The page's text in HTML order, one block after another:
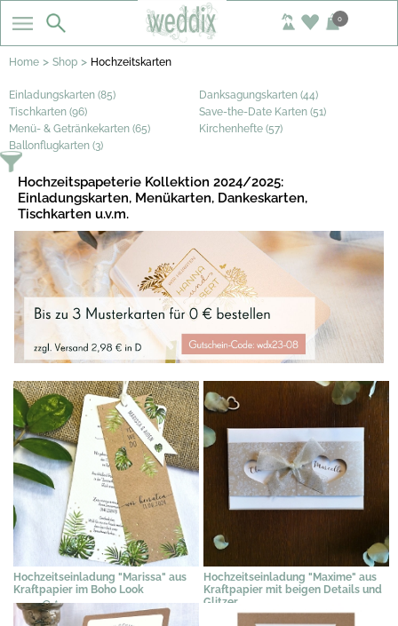
0
Home > Shop > Hochzeitskarten
Einladungskarten (85)
Danksagungskarten (44)
Tischkarten (96)
Save-the-Date Karten (51)
Menü- & Getränkekarten (65)
Kirchenhefte (57)
Ballonflugkarten (3)
Hochzeitspapeterie Kollektion 2024/2025:
Einladungskarten, Menükarten, Dankeskarten,
Tischkarten u.v.m.
Hochzeitseinladung "Marissa" aus
Kraftpapier im Boho Look
2,09 €*
Hochzeitseinladung "Maxime" aus
Kraftpapier mit beigen Details und
Glitzer
3,09 €*